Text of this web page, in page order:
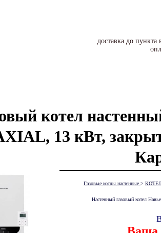
доставка до
котел
13 кВт,
Газовые котлы настенные >
Настенный газовый котел